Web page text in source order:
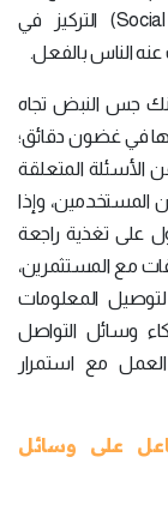
أدوات الاستماع الاجتماعي (Social listening tools) التركيز في
الناس بالفعل.
جس النبض تجاه
في غضون دقائق؛
الأسئلة المتعلقة
وإذا
على تغذية راجعة
مع المستثمرين،
المعلومات
وسائل التواصل
مع استمرار
على وسائل